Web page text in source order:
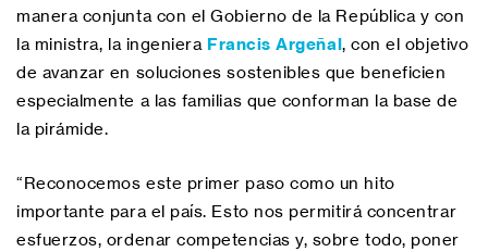
manera conjunta con el Gobierno de la República y con
la ministra, la ingeniera Francis Argeñal, con el objetivo
de avanzar en soluciones sostenibles que beneficien
especialmente a las familias que conforman la base de
la pirámide.
“Reconocemos este primer paso como un hito
importante para el país. Esto nos permitirá concentrar
esfuerzos, ordenar competencias y, sobre todo, poner